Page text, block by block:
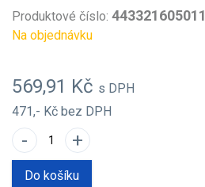
Produktové číslo: 443321605011
Na objednávku
569,91 Kč s DPH
471,- Kč bez DPH
- +
Do košíku